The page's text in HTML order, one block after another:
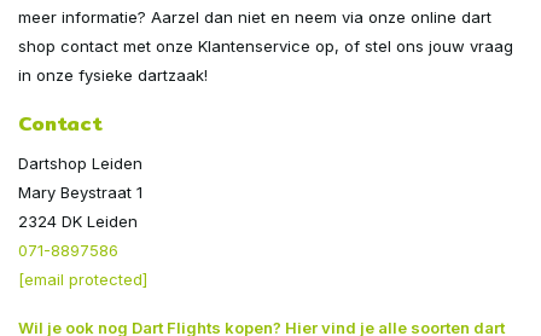
meer informatie? Aarzel dan niet en neem via onze online dart
shop contact met onze Klantenservice op, of stel ons jouw vraag
in onze fysieke dartzaak!
Contact
Dartshop Leiden
Mary Beystraat 1
2324 DK Leiden
071-8897586
[email protected]
Wil je ook nog Dart Flights kopen? Hier vind je alle soorten dart